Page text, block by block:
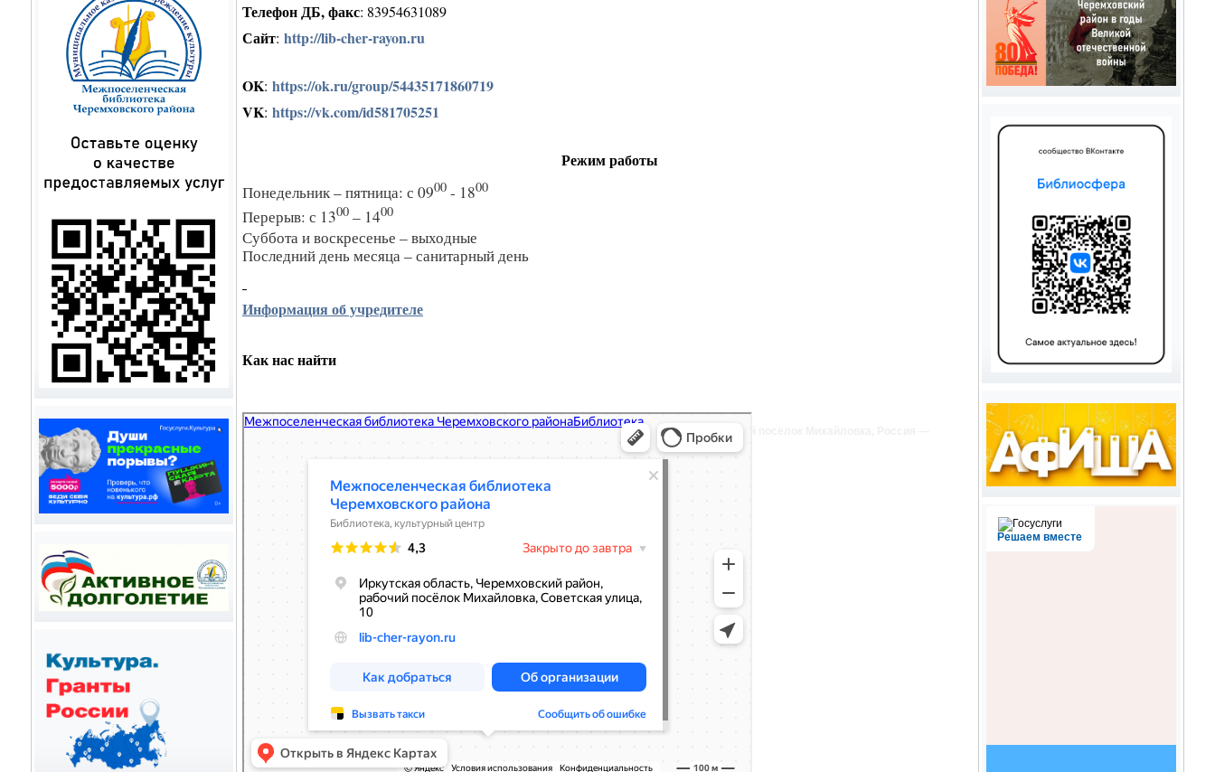
Телефон ДБ, факс: 83954631089
Сайт: http://lib-cher-rayon.ru
OK: https://ok.ru/group/54435171860719
VK: https://vk.com/id581705251
Режим работы
Понедельник – пятница: с 0900- 1800
Перерыв: с 1300– 1400
Суббота и воскресенье – выходные
Последний день месяца – санитарный день
Информация об учредителе
Как нас найти
Яндекс Карты
Межпоселенческая библиотека Черемховского района, библиотека, Советская ул., 10, рабочий посёлок Михайловка, Россия —
Решаем вместе